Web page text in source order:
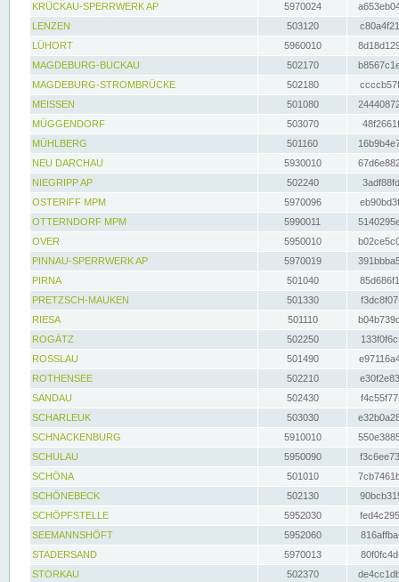
KRÜCKAU-SPERRWERK AP
5970024
LENZEN
503120
LÜHORT
5960010
MAGDEBURG-BUCKAU
502170
MAGDEBURG-STROMBRÜCKE
502180
MEISSEN
501080
MÜGGENDORF
503070
MÜHLBERG
501160
NEU DARCHAU
5930010
NIEGRIPP AP
502240
OSTERIFF MPM
5970096
OTTERNDORF MPM
5990011
OVER
5950010
PINNAU-SPERRWERK AP
5970019
PIRNA
501040
PRETZSCH-MAUKEN
501330
RIESA
501110
ROGÄTZ
502250
ROSSLAU
501490
ROTHENSEE
502210
SANDAU
502430
SCHARLEUK
503030
SCHNACKENBURG
5910010
SCHULAU
5950090
SCHÖNA
501010
SCHÖNEBECK
502130
SCHÖPFSTELLE
5952030
SEEMANNSHÖFT
5952060
STADERSAND
5970013
STORKAU
502370